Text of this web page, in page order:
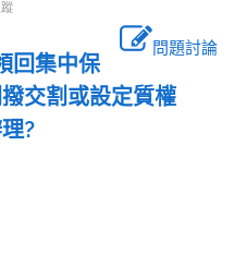
問題討論
回集中保
交割或設定質權
理?